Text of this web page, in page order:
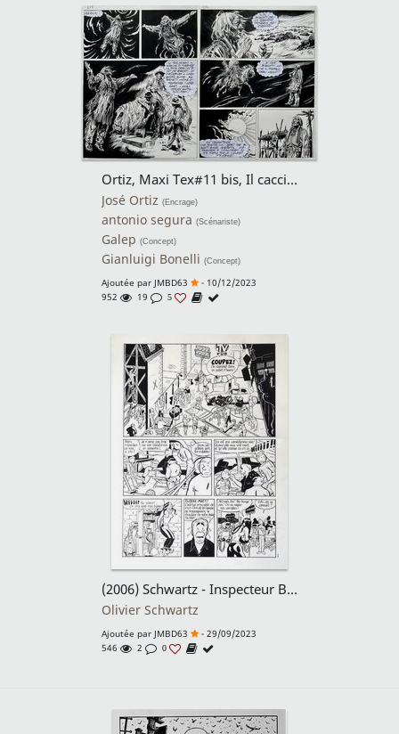
Ortiz, Maxi Tex#11 bis, Il cacciatore di fossili, diptyque planches n°273 et 274, 1997.
José Ortiz (Encrage)
antonio segura (Scénariste)
Galep (Concept)
Gianluigi Bonelli (Concept)
Ajoutée par JMBD63
- 10/12/2023
952
19 5
(2006) Schwartz - Inspecteur Bayard - T15. L'inspecteur crève l'écran - Planche originale 2
Olivier Schwartz
Ajoutée par JMBD63
- 29/09/2023
546
2 0